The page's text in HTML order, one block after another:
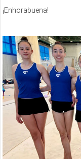
¡Enhorabuena!